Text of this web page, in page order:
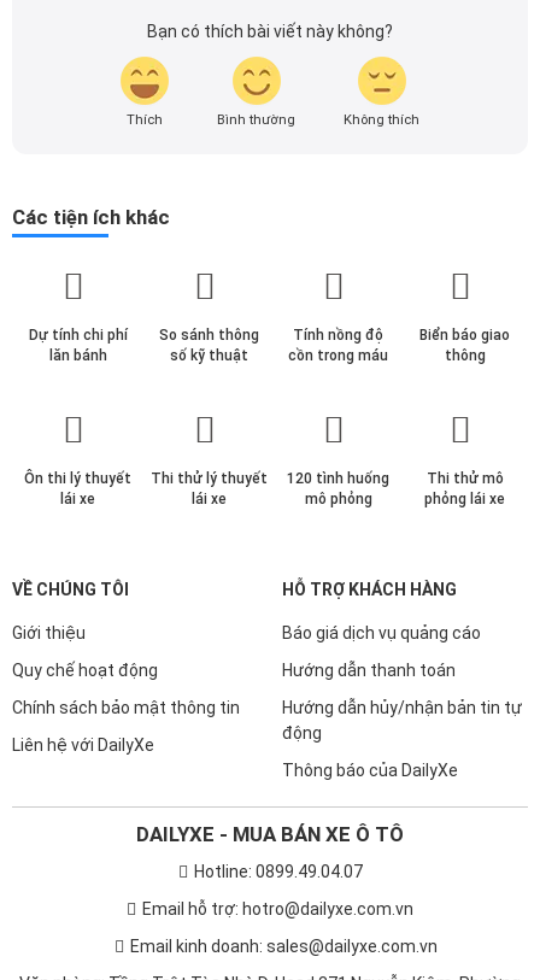
Bạn có thích bài viết này không?
Thích Bình thường Không thích
Các tiện ích khác
Dự tính chi phí
lăn bánh
So sánh thông
số kỹ thuật
Tính nồng độ
cồn trong máu
Biển báo giao
thông
Ôn thi lý thuyết
lái xe
Thi thử lý thuyết
lái xe
120 tình huống
mô phỏng
Thi thử mô
phỏng lái xe
VỀ CHÚNG TÔI
Giới thiệu
Quy chế hoạt động
Chính sách bảo mật thông tin
Liên hệ với DailyXe
HỖ TRỢ KHÁCH HÀNG
Báo giá dịch vụ quảng cáo
Hướng dẫn thanh toán
Hướng dẫn hủy/nhận bản tin tự
động
Thông báo của DailyXe
DAILYXE - MUA BÁN XE Ô TÔ
Hotline: 0899.49.04.07
Email hỗ trợ: hotro@dailyxe.com.vn
Email kinh doanh: sales@dailyxe.com.vn